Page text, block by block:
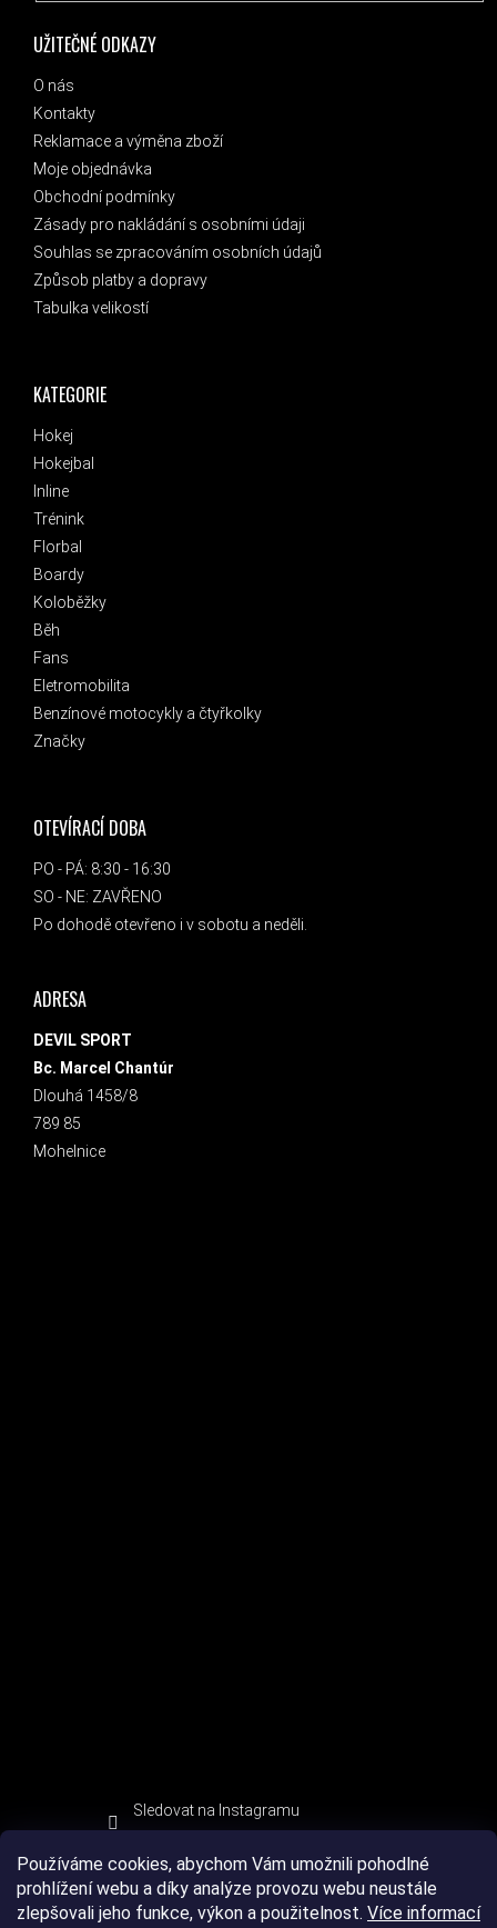
Používáme cookies, abychom Vám umožnili pohodlné
prohlížení webu a díky analýze provozu webu neustále
zlepšovali jeho funkce, výkon a použitelnost. Více informací
KATEGORIE
Hokej
Hokejbal
Inline
Trénink
Florbal
Boardy
Koloběžky
Běh
Fans
Eletromobilita
Benzínové motocykly a čtyřkolky
Značky
UŽITEČNÉ ODKAZY
O nás
Kontakty
Reklamace a výměna zboží
Moje objednávka
Obchodní podmínky
Zásady pro nakládání s osobními údaji
Souhlas se zpracováním osobních údajů
Způsob platby a dopravy
Tabulka velikostí
OTEVÍRACÍ DOBA
PO - PÁ: 8:30 - 16:30
SO - NE: ZAVŘENO
Po dohodě otevřeno i v sobotu a neděli.
ADRESA
DEVIL SPORT
Bc. Marcel Chantúr
Dlouhá 1458/8
789 85
Mohelnice
Sledovat na Instagramu